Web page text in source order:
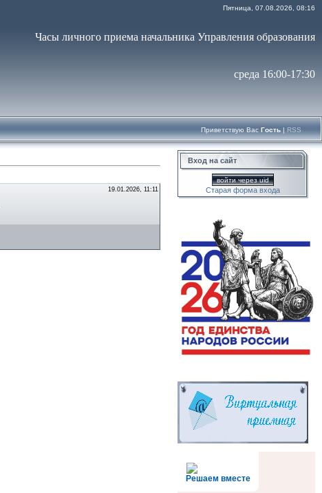
Пятница, 07.08.2026, 08:16
Часы личного приема начальника Управления образования
среда 16:00-17:30
Приветствую Вас Гость | RSS
19.01.2026, 11:11
Вход на сайт
войти через uid
Старая форма входа
Решаем вместе